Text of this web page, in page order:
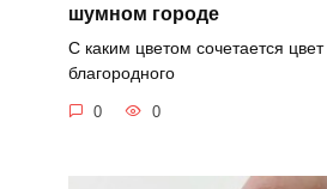
шумном городе
С каким цветом сочетается
благородного
0 0